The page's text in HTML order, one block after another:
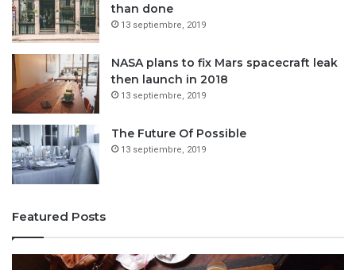
than done
13 septiembre, 2019
NASA plans to fix Mars spacecraft leak
then launch in 2018
13 septiembre, 2019
The Future Of Possible
13 septiembre, 2019
Featured Posts